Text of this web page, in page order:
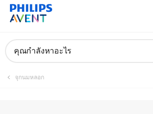
คุณกำลังหาอะไร
จุกนมหลอก